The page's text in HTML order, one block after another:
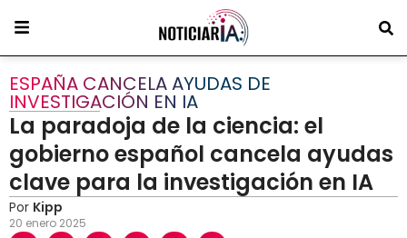
ESPAÑA CANCELA AYUDAS DE
INVESTIGACIÓN EN IA
La paradoja de la ciencia: el
gobierno español cancela ayudas
clave para la investigación en IA
Por Kipp
20 enero 2025